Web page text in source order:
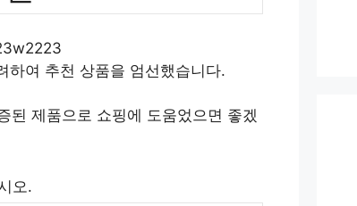
하여 추천 상품을 엄선했습니다.
된 제품으로 쇼핑에 도움었으면 좋겠
오.